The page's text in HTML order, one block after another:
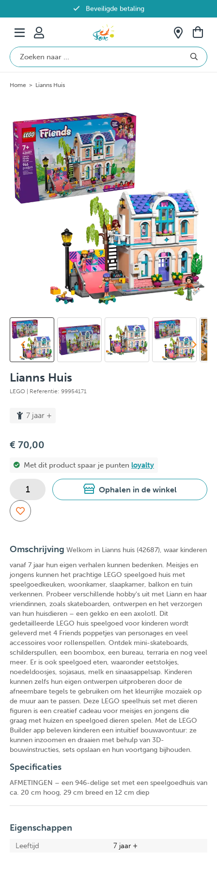
Beveiligde betaling
Gratis verzending vanaf €69 in België
Home > Lianns Huis
Lianns Huis
LEGO | Referentie: 99954171
7 jaar +
€ 70,00
Met dit product spaar je punten loyalty
Ophalen in de winkel
Omschrijving Welkom in Lianns huis (42687), waar kinderen
vanaf 7 jaar hun eigen verhalen kunnen bedenken. Meisjes en
jongens kunnen het prachtige LEGO speelgoed huis met
speelgoedkeuken, woonkamer, slaapkamer, balkon en tuin
verkennen. Probeer verschillende hobby's uit met Liann en haar
vriendinnen, zoals skateboarden, ontwerpen en het verzorgen
van hun huisdieren – een gekko en een axolotl. Dit
gedetailleerde LEGO huis speelgoed voor kinderen wordt
geleverd met 4 Friends poppetjes van personages en veel
accessoires voor rollenspellen. Ontdek mini-skateboards,
schilderspullen, een boombox, een bureau, terraria en nog veel
meer. Er is ook speelgoed eten, waaronder eetstokjes,
noedeldoosjes, sojasaus, melk en sinaasappelsap. Kinderen
kunnen zelfs hun eigen ontwerpen uitproberen door de
afneembare tegels te gebruiken om het kleurrijke mozaïek op
de muur aan te passen. Deze LEGO speelhuis set met dieren
figuren is een creatief cadeau voor meisjes en jongens die
graag met huizen en speelgoed dieren spelen. Met de LEGO
Builder app beleven kinderen een intuïtief bouwavontuur: ze
kunnen inzoomen en draaien met behulp van 3D-
bouwinstructies, sets opslaan en hun voortgang bijhouden.
Specificaties
AFMETINGEN – een 946-delige set met een speelgoedhuis van
ca. 20 cm hoog, 29 cm breed en 12 cm diep
Eigenschappen
Leeftijd 7 jaar +